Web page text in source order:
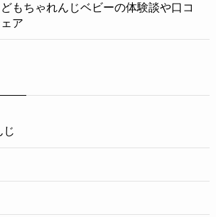
どもちゃれんじベビーの体験談や口コ
ア
じ